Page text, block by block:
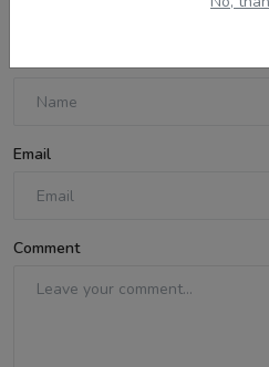
Email
Comment